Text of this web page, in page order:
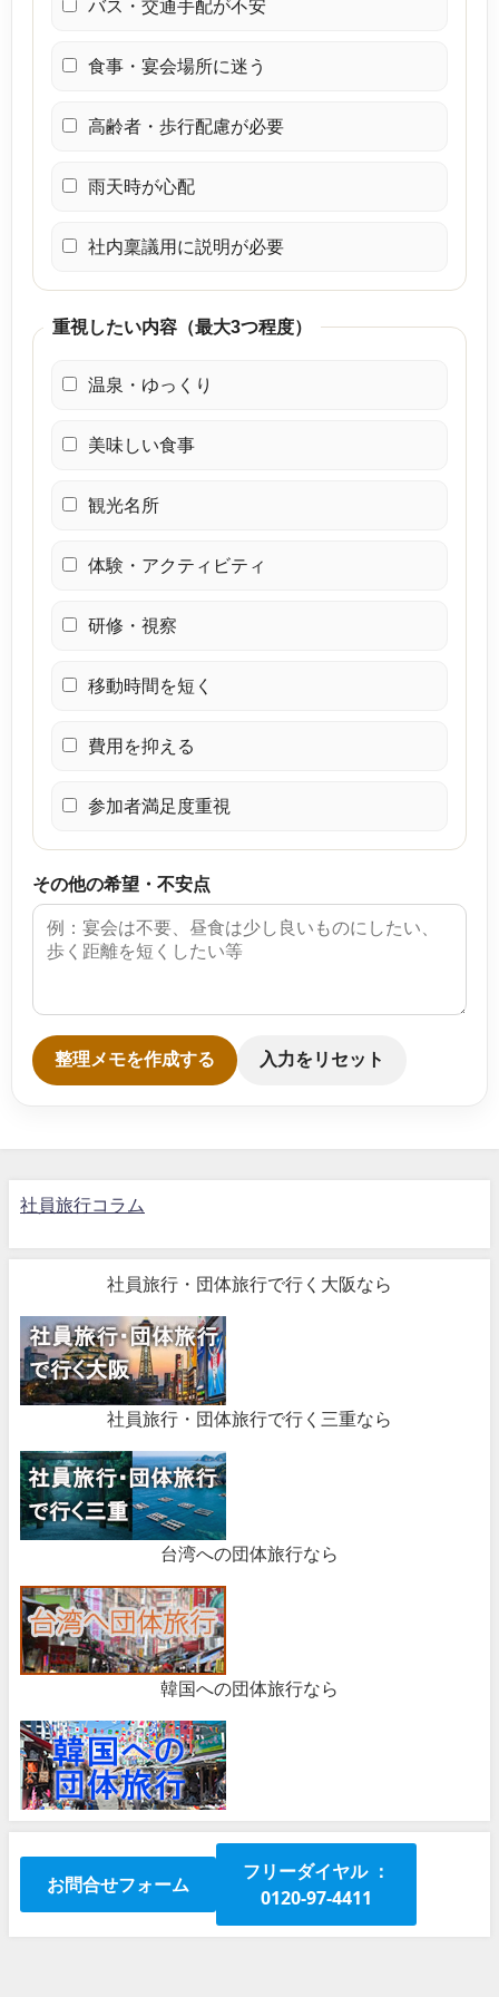
バス・交通手配が不安
食事・宴会場所に迷う
高齢者・歩行配慮が必要
雨天時が心配
社内稟議用に説明が必要
重視したい内容（最大3つ程度）
温泉・ゆっくり
美味しい食事
観光名所
体験・アクティビティ
研修・視察
移動時間を短く
費用を抑える
参加者満足度重視
その他の希望・不安点
整理メモを作成する 入力をリセット
社員旅行コラム
社員旅行・団体旅行で行く大阪なら
社員旅行・団体旅行で行く三重なら
台湾への団体旅行なら
韓国への団体旅行なら
お問合せフォーム
フリーダイヤル ：
0120-97-4411